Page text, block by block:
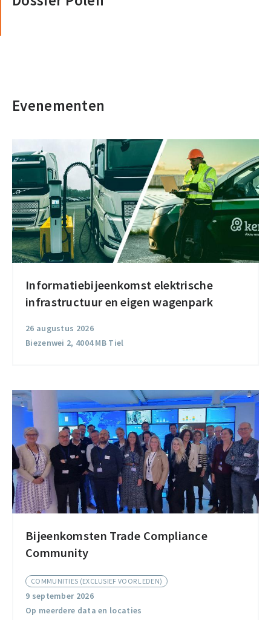
Evenementen
Informatiebijeenkomst elektrische
infrastructuur en eigen wagenpark
26 augustus 2026
Biezenwei 2, 4004 MB Tiel
Informatiebijeenkomst
elektrische
en
Bijeenkomsten Trade Compliance
Community
COMMUNITIES (EXCLUSIEF VOOR LEDEN)
9 september 2026
Op meerdere data en locaties
Bijeenkomsten
Trade
Community